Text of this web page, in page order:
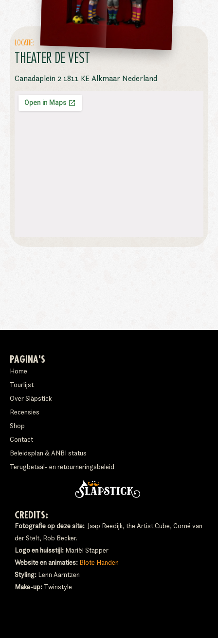
LOCATIE:
THEATER DE VEST
Canadaplein 2 1811 KE Alkmaar Nederland
PAGINA'S
Home
Tourlijst
Over Släpstick
Recensies
Shop
Contact
Beleidsplan & ANBI status
Terugbetaal- en retourneringsbeleid
CREDITS:
Fotografie op deze site: Jaap Reedijk, the Artist Cube, Corné van
der Stelt, Rob Becker.
Logo en huisstijl: Mariël Stapper
Website en animaties: Blote Handen
Styling: Lenn Aarntzen
Make-up: Twinstyle